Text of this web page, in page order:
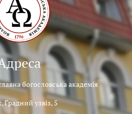
богословська академія
Градний узвіз, 5